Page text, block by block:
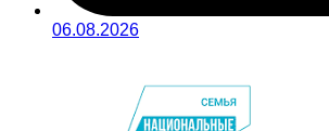
06.08.2026